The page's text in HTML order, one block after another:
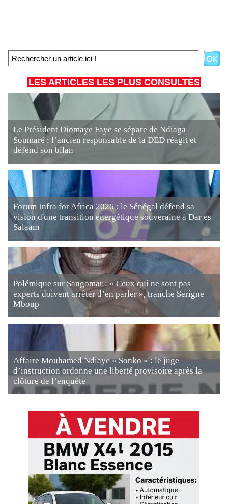
LES ARTICLES LES PLUS CONSULTÉS
Le Président Diomaye Faye se sépare de Ndiaga
Soumaré : l’ancien responsable de la DED réagit et
défend son bilan
Forum Infra for Africa 2026 : le Sénégal défend sa
vision d'une transition énergétique souveraine à Dar es
Salaam
Polémique sur Sangomar : « Ceux qui ne sont pas
experts doivent arrêter d’en parler », tranche Serigne
Mboup
Affaire Mouhamed Ndiaye « Sonko » : le juge
d’instruction ordonne une liberté provisoire après la
clôture de l’enquête